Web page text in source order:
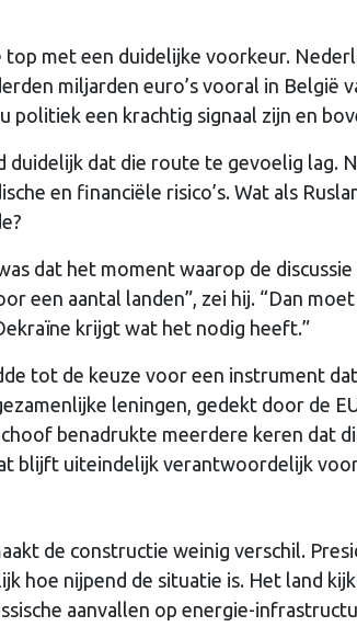
top met een duidelijke voorkeur.
miljarden euro’s vooral in België
politiek een krachtig signaal zijn en
duidelijk dat die route te gevoelig lag.
en financiële risico’s. Wat als
dat het moment waarop de
een aantal landen”, zei hij. “Dan
krijgt wat het nodig heeft.”
tot de keuze voor een instrument
leningen, gedekt door de
benadrukte meerdere keren dat
blijft uiteindelijk verantwoordelijk
de constructie weinig verschil.
hoe nijpend de situatie is. Het land
aanvallen op energie-